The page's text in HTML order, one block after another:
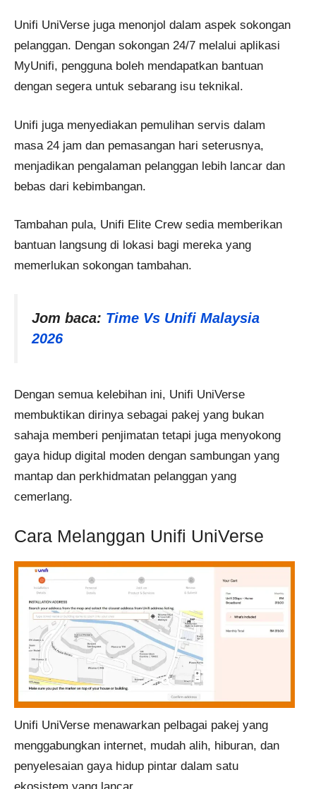
Unifi UniVerse juga menonjol dalam aspek sokongan
pelanggan. Dengan sokongan 24/7 melalui aplikasi
MyUnifi, pengguna boleh mendapatkan bantuan
dengan segera untuk sebarang isu teknikal.
Unifi juga menyediakan pemulihan servis dalam
masa 24 jam dan pemasangan hari seterusnya,
menjadikan pengalaman pelanggan lebih lancar dan
bebas dari kebimbangan.
Tambahan pula, Unifi Elite Crew sedia memberikan
bantuan langsung di lokasi bagi mereka yang
memerlukan sokongan tambahan.
Jom baca: Time Vs Unifi Malaysia
2026
Dengan semua kelebihan ini, Unifi UniVerse
membuktikan dirinya sebagai pakej yang bukan
sahaja memberi penjimatan tetapi juga menyokong
gaya hidup digital moden dengan sambungan yang
mantap dan perkhidmatan pelanggan yang
cemerlang.
Cara Melanggan Unifi UniVerse
Unifi UniVerse menawarkan pelbagai pakej yang
menggabungkan internet, mudah alih, hiburan, dan
penyelesaian gaya hidup pintar dalam satu